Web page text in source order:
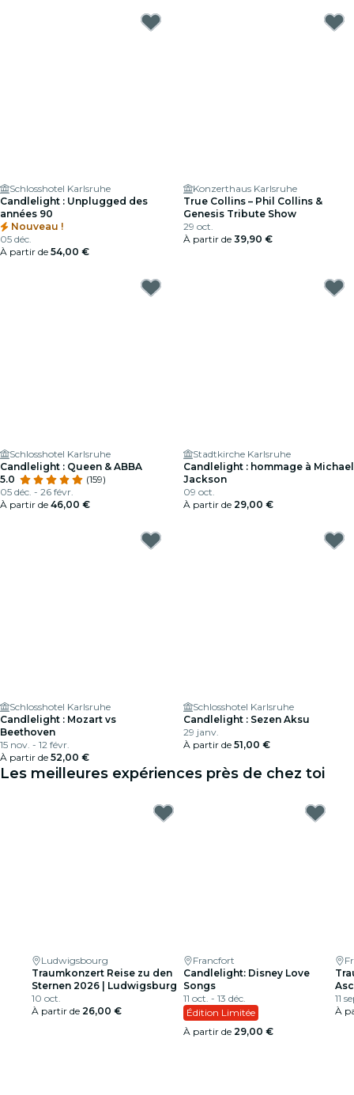
Schlosshotel Karlsruhe
Candlelight : Unplugged des
années 90
Nouveau !
05 déc.
À partir de 54,00 €
Konzerthaus Karlsruhe
True Collins – Phil Collins &
Genesis Tribute Show
29 oct.
À partir de 39,90 €
Schlosshotel Karlsruhe
Candlelight : Queen & ABBA
5.0
(159)
05 déc. - 26 févr.
À partir de 46,00 €
Stadtkirche Karlsruhe
Candlelight : hommage à Michael
Jackson
09 oct.
À partir de 29,00 €
Schlosshotel Karlsruhe
Candlelight : Mozart vs
Beethoven
15 nov. - 12 févr.
À partir de 52,00 €
Schlosshotel Karlsruhe
Candlelight : Sezen Aksu
29 janv.
À partir de 51,00 €
Les meilleures expériences près de chez toi
Ludwigsbourg
Traumkonzert Reise zu den
Sternen 2026 | Ludwigsburg
10 oct.
À partir de 26,00 €
Francfort
Candlelight: Disney Love
Songs
11 oct. - 13 déc.
Édition Limitée
À partir de 29,00 €
11
À